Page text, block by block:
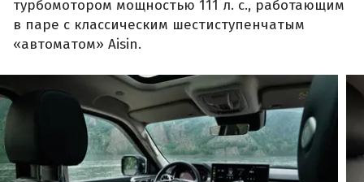
турбомотором мощностью 111 л. с., работающим
в паре с классическим шестиступенчатым
«автоматом» Aisin.